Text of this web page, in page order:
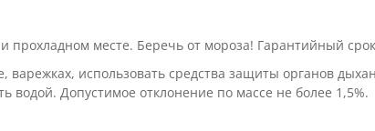
месте. Беречь от мороза! Гарантийный
использовать средства защиты органов
водой. Допустимое отклонение по массе не более 1,5%.